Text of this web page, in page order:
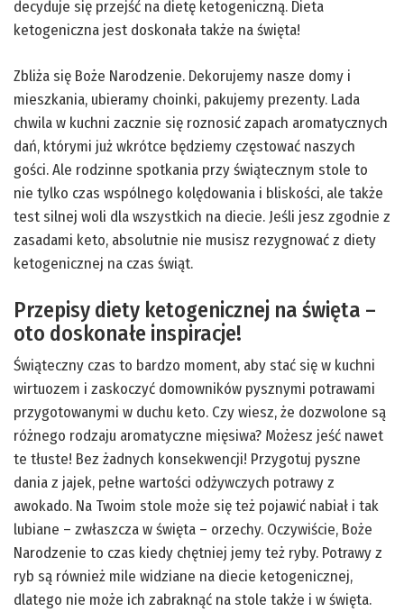
decyduje się przejść na dietę ketogeniczną. Dieta
ketogeniczna jest doskonała także na święta!
Zbliża się Boże Narodzenie. Dekorujemy nasze domy i
mieszkania, ubieramy choinki, pakujemy prezenty. Lada
chwila w kuchni zacznie się roznosić zapach aromatycznych
dań, którymi już wkrótce będziemy częstować naszych
gości. Ale rodzinne spotkania przy świątecznym stole to
nie tylko czas wspólnego kolędowania i bliskości, ale także
test silnej woli dla wszystkich na diecie. Jeśli jesz zgodnie z
zasadami keto, absolutnie nie musisz rezygnować z diety
ketogenicznej na czas świąt.
Przepisy diety ketogenicznej na święta –
oto doskonałe inspiracje!
Świąteczny czas to bardzo moment, aby stać się w kuchni
wirtuozem i zaskoczyć domowników pysznymi potrawami
przygotowanymi w duchu keto. Czy wiesz, że dozwolone są
różnego rodzaju aromatyczne mięsiwa? Możesz jeść nawet
te tłuste! Bez żadnych konsekwencji! Przygotuj pyszne
dania z jajek, pełne wartości odżywczych potrawy z
awokado. Na Twoim stole może się też pojawić nabiał i tak
lubiane – zwłaszcza w święta – orzechy. Oczywiście, Boże
Narodzenie to czas kiedy chętniej jemy też ryby. Potrawy z
ryb są również mile widziane na diecie ketogenicznej,
dlatego nie może ich zabraknąć na stole także i w święta.